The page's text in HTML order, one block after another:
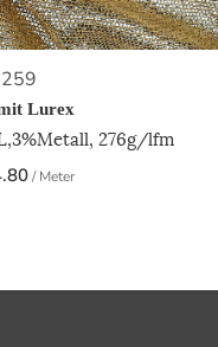
Lurex
276g/lfm
/ Meter